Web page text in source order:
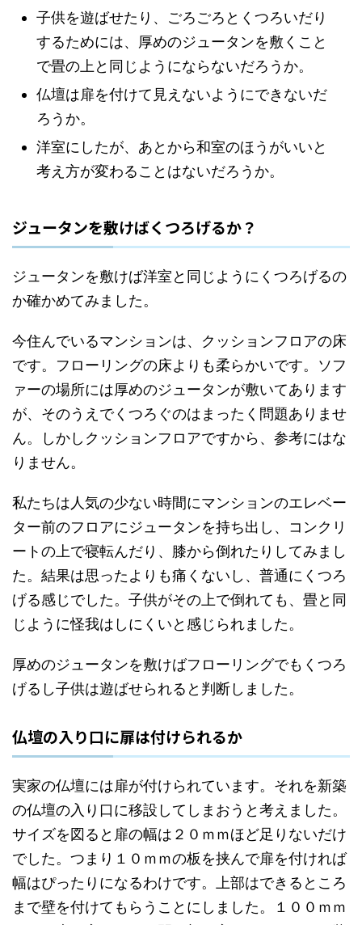
子供を遊ばせたり、ごろごろとくつろいだり
するためには、厚めのジュータンを敷くこと
で畳の上と同じようにならないだろうか。
仏壇は扉を付けて見えないようにできないだ
ろうか。
洋室にしたが、あとから和室のほうがいいと
考え方が変わることはないだろうか。
ジュータンを敷けばくつろげるか？
ジュータンを敷けば洋室と同じようにくつろげるの
か確かめてみました。
今住んでいるマンションは、クッションフロアの床
です。フローリングの床よりも柔らかいです。ソフ
ァーの場所には厚めのジュータンが敷いてあります
が、そのうえでくつろぐのはまったく問題ありませ
ん。しかしクッションフロアですから、参考にはな
りません。
私たちは人気の少ない時間にマンションのエレベー
ター前のフロアにジュータンを持ち出し、コンクリ
ートの上で寝転んだり、膝から倒れたりしてみまし
た。結果は思ったよりも痛くないし、普通にくつろ
げる感じでした。子供がその上で倒れても、畳と同
じように怪我はしにくいと感じられました。
厚めのジュータンを敷けばフローリングでもくつろ
げるし子供は遊ばせられると判断しました。
仏壇の入り口に扉は付けられるか
実家の仏壇には扉が付けられています。それを新築
の仏壇の入り口に移設してしまおうと考えました。
サイズを図ると扉の幅は２０ｍｍほど足りないだけ
でした。つまり１０ｍｍの板を挟んで扉を付ければ
幅はぴったりになるわけです。上部はできるところ
まで壁を付けてもらうことにしました。１００ｍｍ